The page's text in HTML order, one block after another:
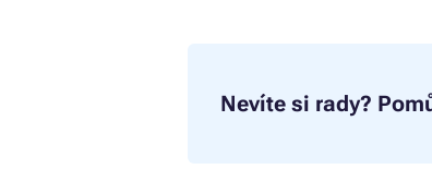
Nevíte si rady?